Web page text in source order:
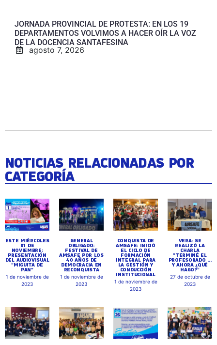
JORNADA PROVINCIAL DE PROTESTA: EN LOS 19
DEPARTAMENTOS VOLVIMOS A HACER OÍR LA VOZ
DE LA DOCENCIA SANTAFESINA
agosto 7, 2026
NOTICIAS RELACIONADAS POR
CATEGORÍA
ESTE MIÉRCOLES
01 DE
NOVIEMBRE:
PRESENTACIÓN
DEL AUDIOVISUAL
"MIGUITA DE
PAN"
1 de noviembre de
2023
GENERAL
OBLIGADO:
FESTIVAL DE
AMSAFE POR LOS
40 AÑOS DE
DEMOCRACIA EN
RECONQUISTA
1 de noviembre de
2023
CONQUISTA DE
AMSAFE: INICIÓ
EL CICLO DE
FORMACIÓN
INTEGRAL PARA
LA GESTIÓN Y
CONDUCCIÓN
INSTITUCIONAL
1 de noviembre de
2023
VERA: SE
REALIZÓ LA
CHARLA
"TERMINÉ EL
PROFESORADO ...
Y AHORA ¿QUÉ
HAGO?"
27 de octubre de
2023